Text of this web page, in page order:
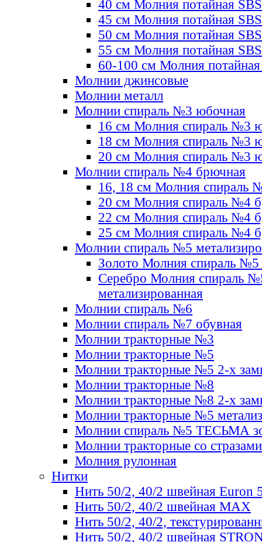
40 см Молния потайная SBS
45 см Молния потайная SBS
50 см Молния потайная SBS
55 см Молния потайная SBS
60-100 см Молния
Молнии джинсовые
Молнии металл
Молнии спираль №3 юбочная
16 см Молния спираль №3
18 см Молния спираль №3
20 см Молния спираль №3
Молнии спираль №4 брючная
16, 18 см Молния спираль
20 см Молния спираль №4
22 см Молния спираль №4
25 см Молния спираль №4
Молнии спираль №5
Золото Молния спираль №5
Серебро Молния спираль
метализированная
Молнии спираль №6
Молнии спираль №7 обувная
Молнии тракторные №3
Молнии тракторные №5
Молнии тракторные №5 2-х
Молнии тракторные №8
Молнии тракторные №8 2-х
Молнии тракторные №5
Молнии спираль №5 ТЕСЬМА
Молнии тракторные со стразами
Молния рулонная
Нитки
Нить 50/2, 40/2 швейная Euron
Нить 50/2, 40/2 швейная МАХ
Нить 50/2, 40/2,
Нить 50/2, 40/2 швейная